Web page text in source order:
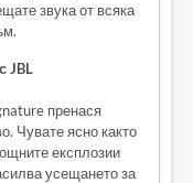
звука от всяка
JBL
пренася
Чувате ясно както
експлозии
усещането за